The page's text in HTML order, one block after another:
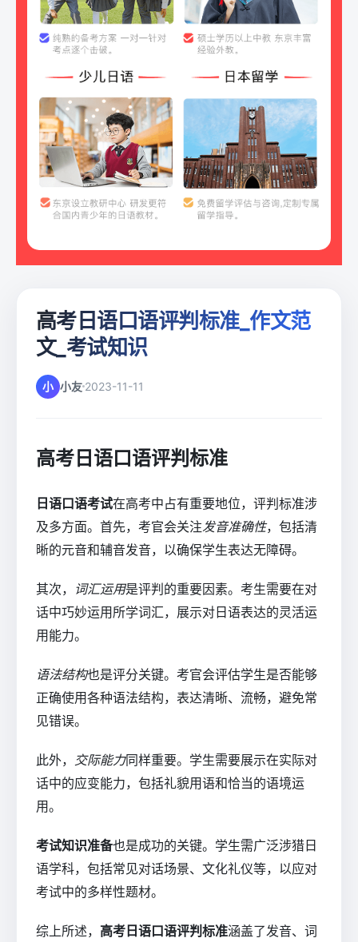
高考日语口语评判标准_作文范
文_考试知识
小 小友 2023-11-11
高考日语口语评判标准
日语口语考试在高考中占有重要地位，评判标准涉
及多方面。首先，考官会关注发音准确性，包括清
晰的元音和辅音发音，以确保学生表达无障碍。
其次， 词汇运用是评判的重要因素。考生需要在对
话中巧妙运用所学词汇，展示对日语表达的灵活运
用能力。
语法结构也是评分关键。考官会评估学生是否能够
正确使用各种语法结构，表达清晰、流畅，避免常
见错误。
此外， 交际能力同样重要。学生需要展示在实际对
话中的应变能力，包括礼貌用语和恰当的语境运
用。
考试知识准备也是成功的关键。学生需广泛涉猎日
语学科，包括常见对话场景、文化礼仪等，以应对
考试中的多样性题材。
综上所述， 高考日语口语评判标准涵盖了发音、词